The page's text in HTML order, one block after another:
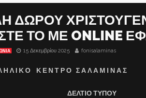
ΔΩΡΟΥ
ΤΟ ΜΕ ONLINE
15 Δεκεμβρίου 2025 fonisalaminas
Η Λ Ι Κ Ο Κ Ε Ν Τ Ρ Ο Σ Α Λ Α Μ Ι Ν Α Σ
ΔΕΛΤΙΟ ΤΥΠΟΥ